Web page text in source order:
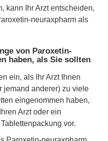
kann Ihr Arzt entscheiden,
neuraxpharm als
von Paroxetin-
haben, als Sie sollten
ein, als Ihr Arzt Ihnen
jemand anderer) zu viele
eingenommen haben,
Arzt oder ein
vor.